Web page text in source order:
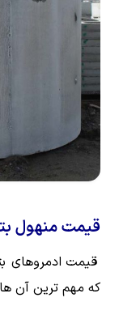
قیمت منهول
قیمت ادمروهای
که مهم ترین آن ها